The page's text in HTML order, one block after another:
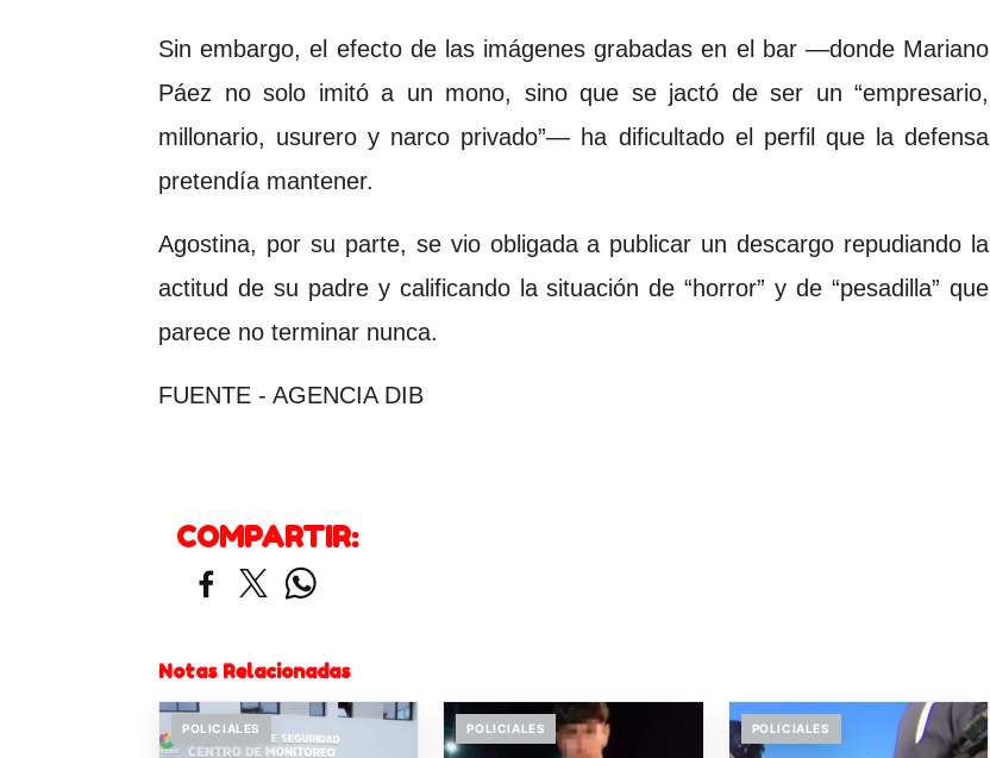
Sin embargo, el efecto de las imágenes grabadas en el bar —donde Mariano
Páez no solo imitó a un mono, sino que se jactó de ser un “empresario,
millonario, usurero y narco privado”— ha dificultado el perfil que la defensa
pretendía mantener.
Agostina, por su parte, se vio obligada a publicar un descargo repudiando la
actitud de su padre y calificando la situación de “horror” y de “pesadilla” que
parece no terminar nunca.
FUENTE - AGENCIA DIB
COMPARTIR:
Notas Relacionadas
POLICIALES POLICIALES POLICIALES